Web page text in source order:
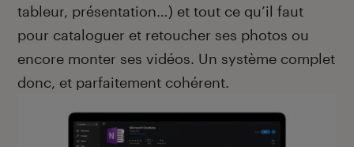
tableur, présentation…) et tout ce qu’il faut
pour cataloguer et retoucher ses photos ou
encore monter ses vidéos. Un système complet
donc, et parfaitement cohérent.